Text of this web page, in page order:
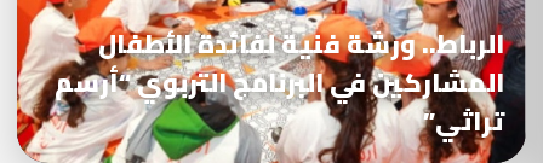
الرباط.. ورشة فنية لفائدة الأطفال
المشاركين في البرنامج التربوي “أرسم
تراثي”